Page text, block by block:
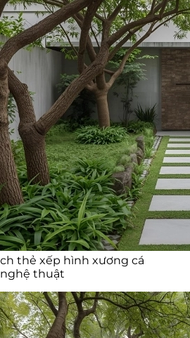
thẻ xếp hình xương cá
nghệ thuật